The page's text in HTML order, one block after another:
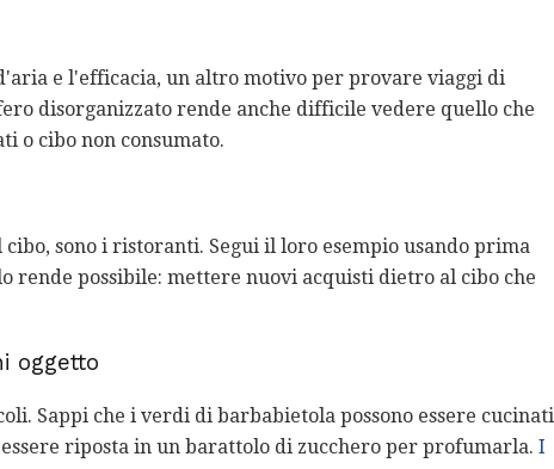
e l'efficacia, un altro motivo per provare viaggi di
disorganizzato rende anche difficile vedere quello che
o cibo non consumato.
sono i ristoranti. Segui il loro esempio usando prima
rende possibile: mettere nuovi acquisti dietro al cibo che
oggetto
Sappi che i verdi di barbabietola possono essere cucinati
riposta in un barattolo di zucchero per profumarla. I